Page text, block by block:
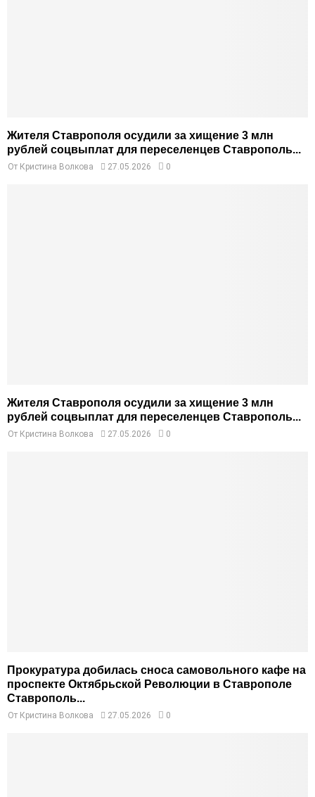
Жителя Ставрополя осудили за хищение 3 млн
рублей соцвыплат для переселенцев Ставрополь...
От Кристина Волкова 27.05.2026 0
Жителя Ставрополя осудили за хищение 3 млн
рублей соцвыплат для переселенцев Ставрополь...
От Кристина Волкова 27.05.2026 0
Прокуратура добилась сноса самовольного кафе на
проспекте Октябрьской Революции в Ставрополе
Ставрополь...
От Кристина Волкова 27.05.2026 0